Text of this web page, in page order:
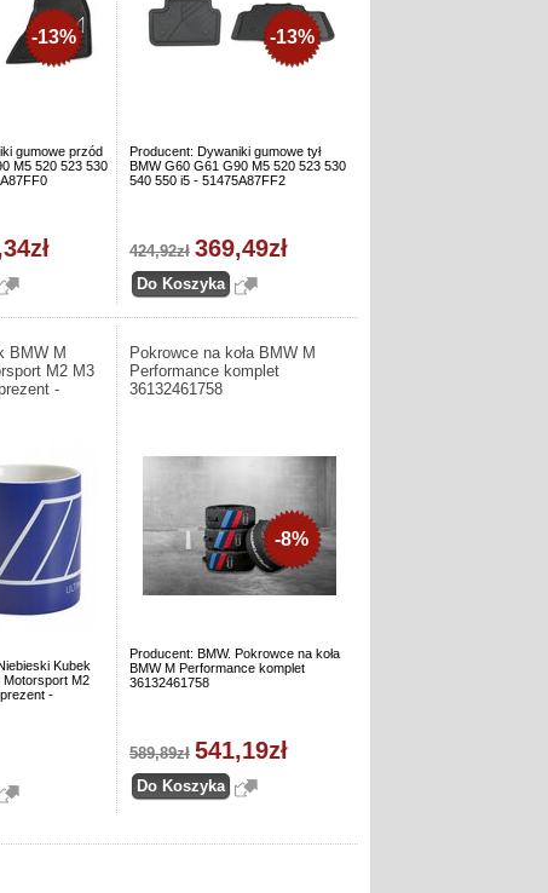
gumowe przód
M5 520 523 530
-13%
Producent: Dywaniki gumowe tył
BMW G60 G61 G90 M5 520 523 530
540 550 i5 - 51475A87FF2
-13%
424,92zł 369,49zł
BMW M
M2 M3
-
Kubek
Motorsport M2
-
Pokrowce na koła BMW M
Performance komplet
36132461758
Producent: BMW. Pokrowce na koła
BMW M Performance komplet
36132461758
-8%
589,89zł 541,19zł